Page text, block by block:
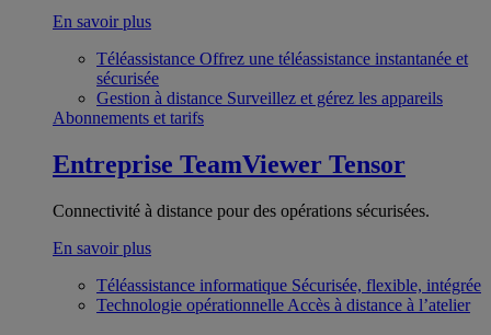
En savoir plus
Téléassistance Offrez une téléassistance instantanée et
sécurisée
Gestion à distance Surveillez et gérez les appareils
Abonnements et tarifs
Entreprise TeamViewer Tensor
Connectivité à distance pour des opérations sécurisées.
En savoir plus
Téléassistance informatique Sécurisée, flexible, intégrée
Technologie opérationnelle Accès à distance à l’atelier